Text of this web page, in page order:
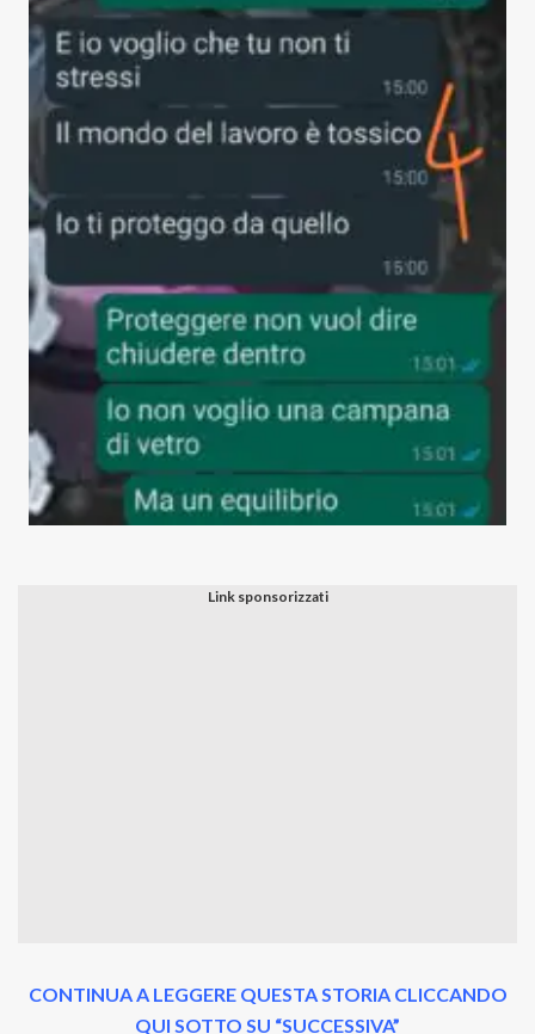
CONTINUA A LEGGERE QUESTA STORIA CLICCANDO
QUI SOTTO SU “SUCCESSIVA”